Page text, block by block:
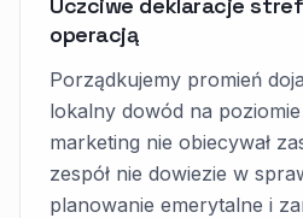
operacją
Porządkujemy promień
lokalny dowód na
marketing nie obiecywał
zespół nie dowiezie w
planowanie emerytalne i